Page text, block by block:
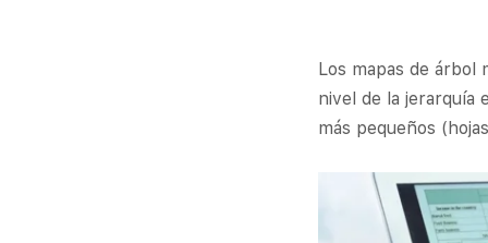
Los mapas de árbol
nivel de la jerarquía
más pequeños